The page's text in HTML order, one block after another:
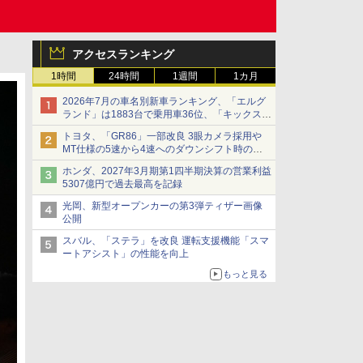
アクセスランキング
1時間 24時間 1週間 1カ月
2026年7月の車名別新車ランキング、「エルグ
ランド」は1883台で乗用車36位、「キックス」
は2591台で27位に
トヨタ、「GR86」一部改良 3眼カメラ採用や
MT仕様の5速から4速へのダウンシフト時の操
作性向上など
ホンダ、2027年3月期第1四半期決算の営業利益
5307億円で過去最高を記録
光岡、新型オープンカーの第3弾ティザー画像
公開
スバル、「ステラ」を改良 運転支援機能「スマ
ートアシスト」の性能を向上
もっと見る